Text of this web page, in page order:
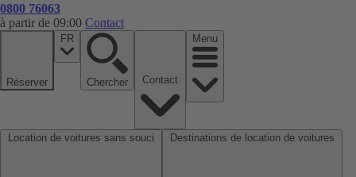
0800 76063
à partir de 09:00 Contact
Réserver
FR
Chercher
Menu